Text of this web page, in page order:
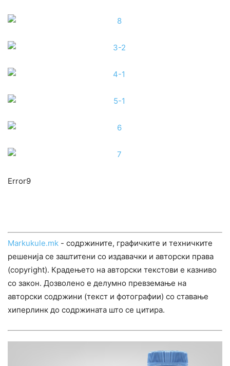
Error9
Markukule.mk - содржините, графичките и техничките
решенија се заштитени со издавачки и авторски права
(copyright). Крадењето на авторски текстови е казниво
со закон. Дозволено е делумно превземање на
авторски содржини (текст и фотографии) со ставање
хиперлинк до содржината што се цитира.